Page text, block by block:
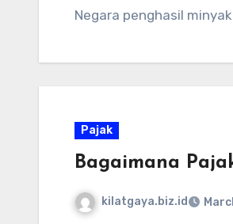
Negara penghasil
Pajak
Bagaimana
kilatgaya.biz.id